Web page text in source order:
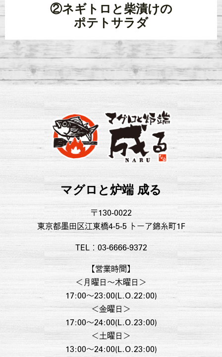
②ネギトロと柴漬けの
ポテトサラダ
マグロと炉端 成る
〒130-0022
東京都墨田区江東橋4-5-5 トーア錦糸町1F
TEL：03-6666-9372
【営業時間】
＜月曜日〜木曜日＞
17:00～23:00(L.O.22:00)
＜金曜日＞
17:00～24:00(L.O.23:00)
＜土曜日＞
13:00～24:00(L.O.23:00)